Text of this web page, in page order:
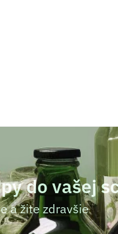
do vašej
a žite zdravšie